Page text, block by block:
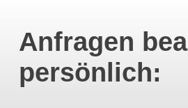
Anfragen
persönlich: